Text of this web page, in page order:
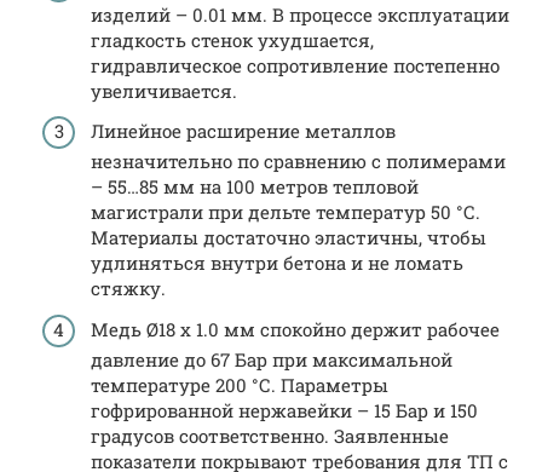
изделий – 0.01 мм. В процессе эксплуатации
гладкость стенок ухудшается,
гидравлическое сопротивление постепенно
увеличивается.
Линейное расширение металлов
незначительно по сравнению с полимерами
– 55…85 мм на 100 метров тепловой
магистрали при дельте температур 50 °С.
Материалы достаточно эластичны, чтобы
удлиняться внутри бетона и не ломать
стяжку.
Медь Ø18 х 1.0 мм спокойно держит рабочее
давление до 67 Бар при максимальной
температуре 200 °С. Параметры
гофрированной нержавейки – 15 Бар и 150
градусов соответственно. Заявленные
показатели покрывают требования для ТП с